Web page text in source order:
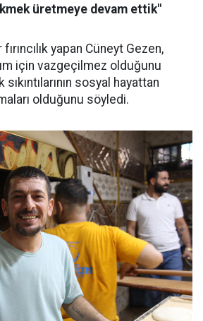
üretmeye devam ettik"
fırıncılık yapan Cüneyt Gezen,
için vazgeçilmez olduğunu
sosyal hayattan
olduğunu söyledi.